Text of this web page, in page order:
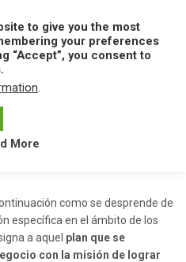
como se desprende de
específica en el ámbito de los
a aquel plan que se
con la misión de lograr
to give you the most
your preferences
“Accept”, you consent to
.
More